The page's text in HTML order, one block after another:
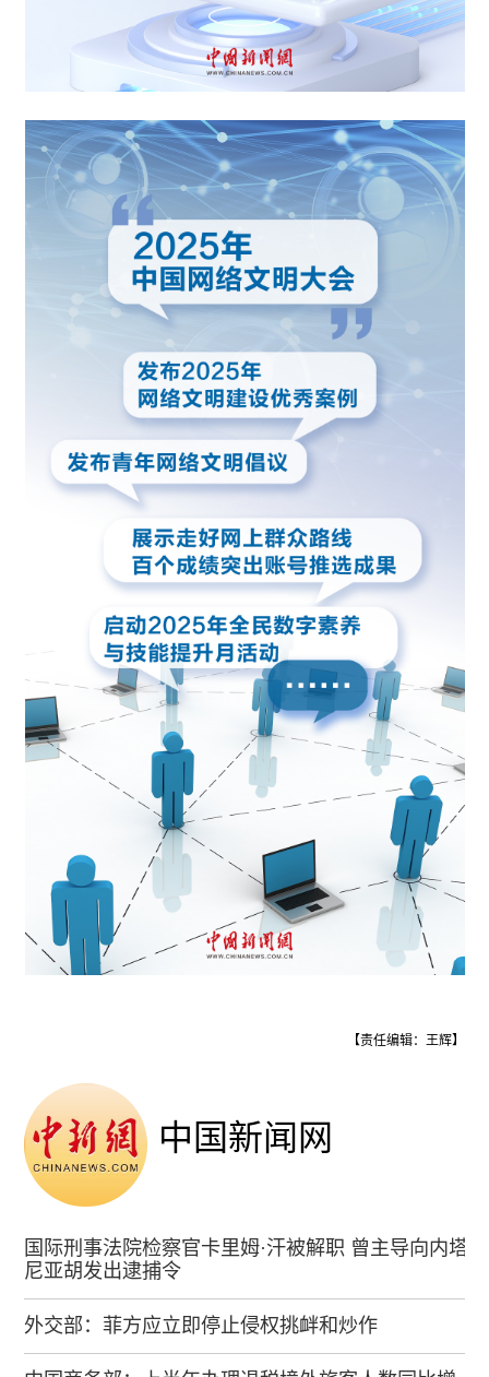
【责任编辑：王辉】
中国新闻网
国际刑事法院检察官卡里姆·汗被解职 曾主导向内塔
尼亚胡发出逮捕令
外交部：菲方应立即停止侵权挑衅和炒作